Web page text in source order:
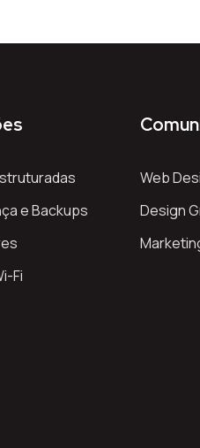
e Backups
Fi
Web
Design